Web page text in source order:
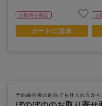
お取寄せ商品
カートに追加
お
予約締切後の商品でも仕入れ先か